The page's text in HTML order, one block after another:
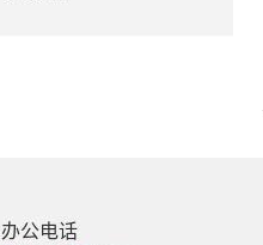
办公电话